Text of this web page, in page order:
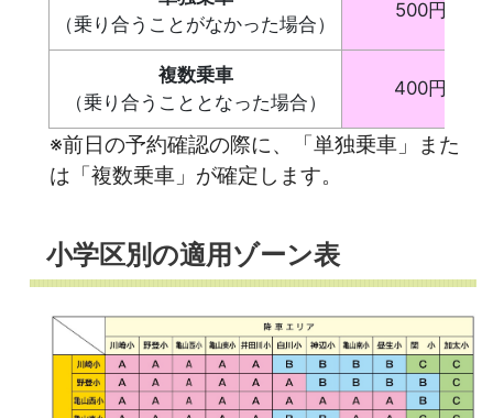
（乗り合うことがなかった場合）
500円
複数乗車
（乗り合うこととなった場合）
400円
※前日の予約確認の際に、「単独乗車」また
は「複数乗車」が確定します。
小学区別の適用ゾーン表